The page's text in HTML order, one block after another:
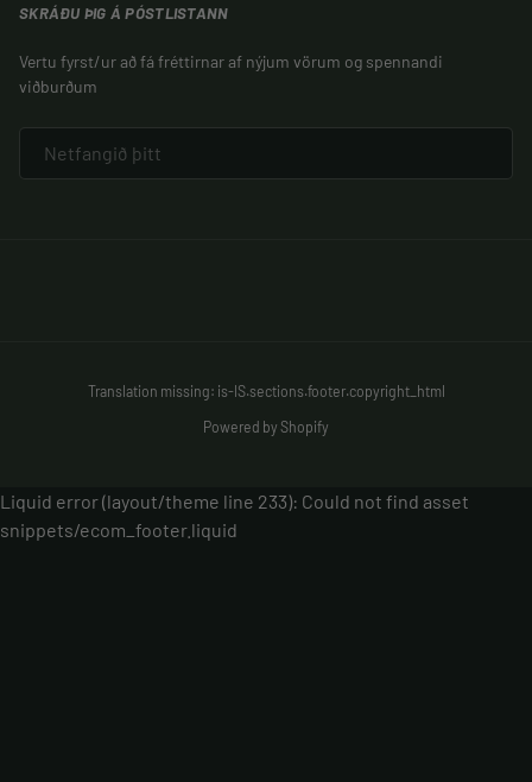
SKRÁÐU ÞIG Á PÓSTLISTANN
Vertu fyrst/ur að fá fréttirnar af nýjum vörum og spennandi
viðburðum
Translation missing: is-IS.sections.footer.copyright_html
Powered by Shopify
Liquid error (layout/theme line 233): Could not find asset
snippets/ecom_footer.liquid